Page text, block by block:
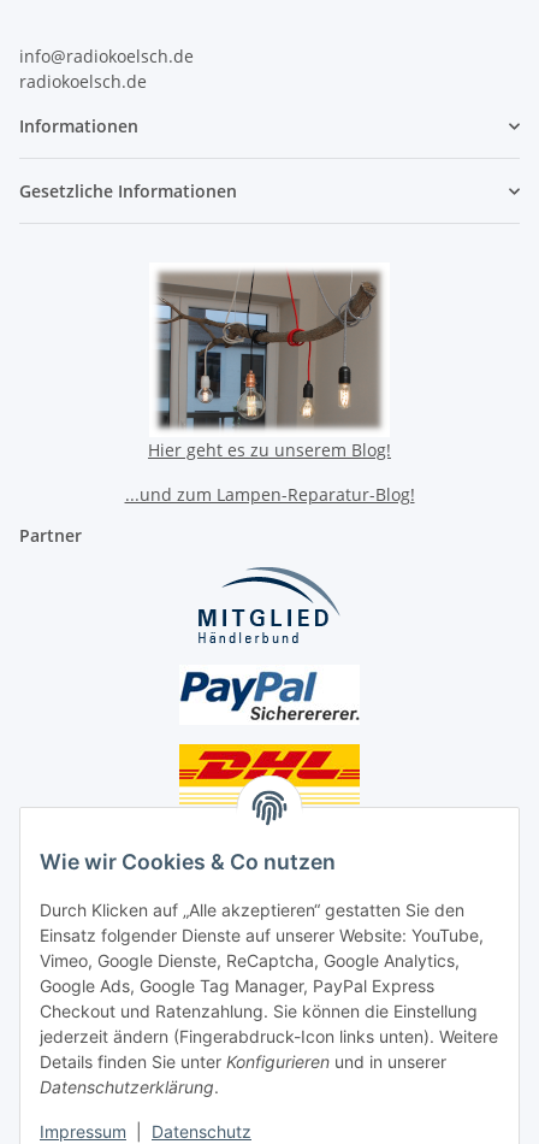
Wie wir Cookies & Co nutzen
Durch Klicken auf „Alle akzeptieren“ gestatten Sie den
Einsatz folgender Dienste auf unserer Website: YouTube,
Vimeo, Google Dienste, ReCaptcha, Google Analytics,
Google Ads, Google Tag Manager, PayPal Express
Checkout und Ratenzahlung. Sie können die Einstellung
jederzeit ändern (Fingerabdruck-Icon links unten). Weitere
Details finden Sie unter Konfigurieren und in unserer
Datenschutzerklärung.
Impressum Datenschutz
info@radiokoelsch.de
radiokoelsch.de
Informationen
Gesetzliche Informationen
Hier geht es zu unserem Blog!
...und zum Lampen-Reparatur-Blog!
Partner
Social Media
Unsere Dienstleistungen
Lampenreparatur
Lichtservice für Senioren
Vertrag widerrufen